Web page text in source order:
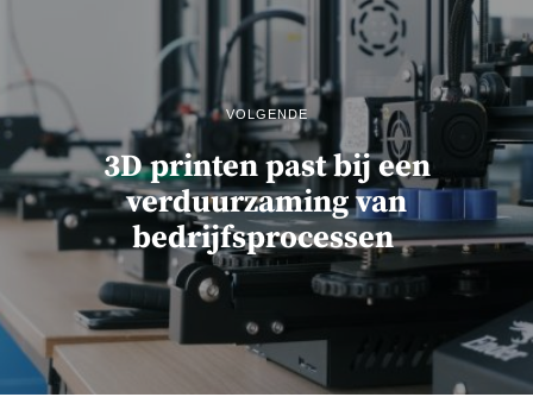
VOLGENDE
3D printen past bij een
verduurzaming van
bedrijfsprocessen